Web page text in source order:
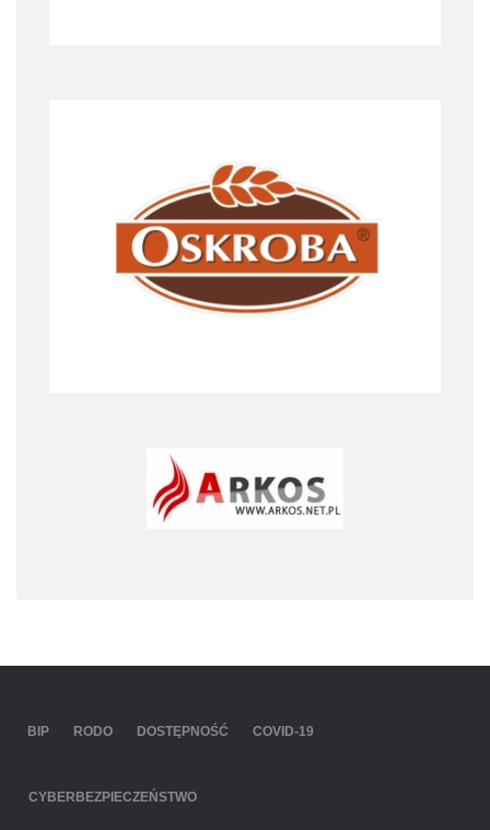
BIP RODO DOSTĘPNOŚĆ COVID-19
CYBERBEZPIECZEŃSTWO